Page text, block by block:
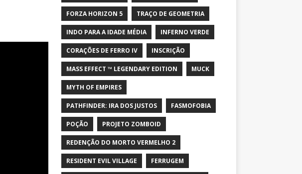
FORZA HORIZON 5 TRAÇO DE GEOMETRIA
INDO PARA A IDADE MÉDIA INFERNO VERDE
CORAÇÕES DE FERRO IV INSCRIÇÃO
MASS EFFECT ™ LEGENDARY EDITION MUCK
MYTH OF EMPIRES
PATHFINDER: IRA DOS JUSTOS FASMOFOBIA
POÇÃO PROJETO ZOMBOID
REDENÇÃO DO MORTO VERMELHO 2
RESIDENT EVIL VILLAGE FERRUGEM